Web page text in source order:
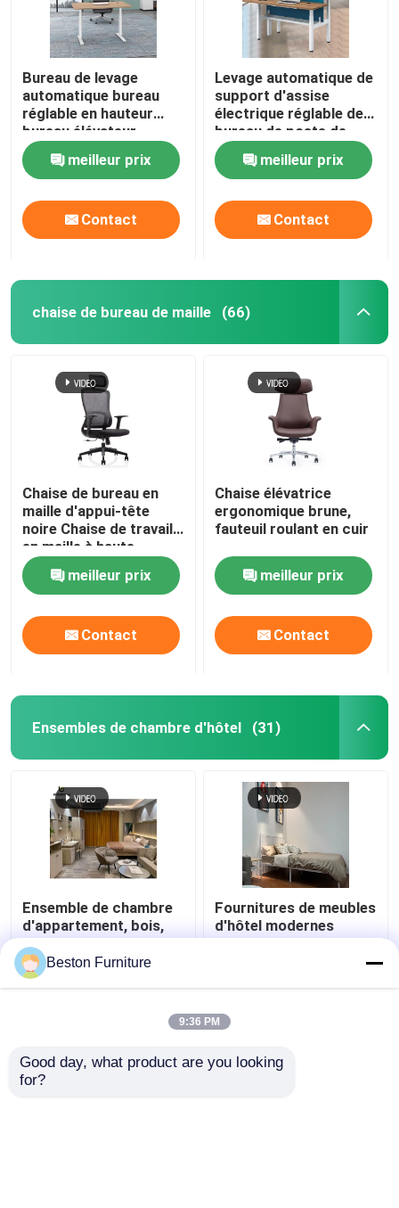
Bureau de levage
automatique bureau
réglable en hauteur
bureau élévateur
debout électrique en
bois
meilleur prix
Contact
Levage automatique de
support d'assise
électrique réglable de
bureau de poste de
travail de 2 personnes
meilleur prix
Contact
chaise de bureau de maille (66)
Chaise de bureau en
maille d'appui-tête
noire Chaise de travail
en maille à haute
élasticité
meilleur prix
Contact
Chaise élévatrice
ergonomique brune,
fauteuil roulant en cuir
meilleur prix
Contact
Ensembles de chambre d'hôtel (31)
Ensemble de chambre
d'appartement, bois,
ensemble de meubles
de chambre d'hôtel 5
étoiles
meilleur prix
Fournitures de meubles
d'hôtel modernes
Appartement Luxe King
meilleur prix
Beston Furniture
9:36 PM
Good day, what product are you looking
for?